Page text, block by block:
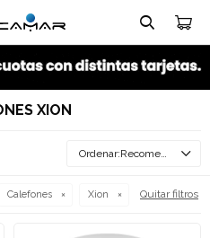
XION
Recomendados
Calefones Xion Quitar filtros